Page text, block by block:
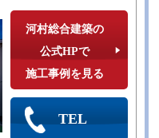
河村総合建築の
公式HPで
施工事例を見る
TEL